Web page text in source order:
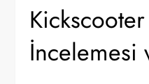
İncelemesi